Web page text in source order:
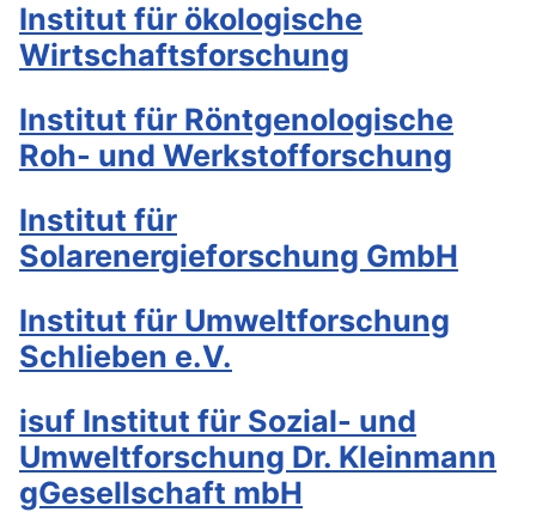
Institut für ökologische
Wirtschaftsforschung
Institut für Röntgenologische
Roh- und Werkstofforschung
Institut für
Solarenergieforschung GmbH
Institut für Umweltforschung
Schlieben e.V.
isuf Institut für Sozial- und
Umweltforschung Dr. Kleinmann
gGesellschaft mbH